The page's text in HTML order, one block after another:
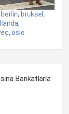
berlin, bruksel ,
,
, oslo
Barikatlarla